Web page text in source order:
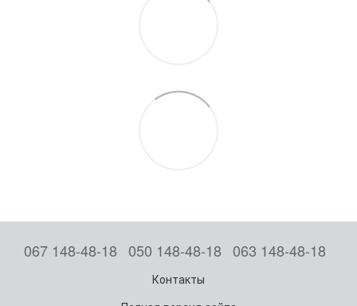
067 148-48-18 050 148-48-18 063 148-48-18
Контакты